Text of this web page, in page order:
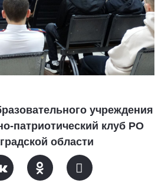
учреждения
патриотический клуб РО
области